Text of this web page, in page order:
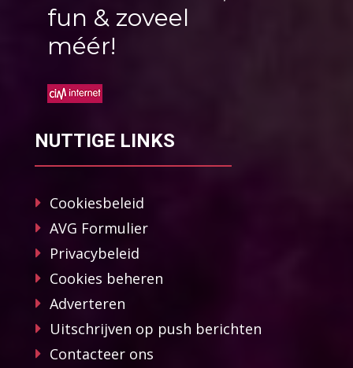
fun & zoveel
méér!
NUTTIGE LINKS
Cookiesbeleid
AVG Formulier
Privacybeleid
Cookies beheren
Adverteren
Uitschrijven op push berichten
Contacteer ons